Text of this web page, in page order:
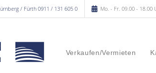
/ Fürth 0911 / 131 605 0 Mo. - Fr. 09.00 - 18.00
Verkaufen/Vermieten